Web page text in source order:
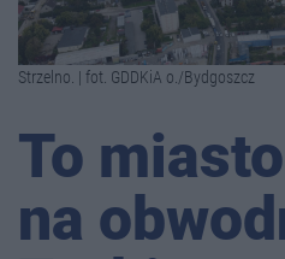
Strzelno. | fot. GDDKiA o./Bydgoszcz
To
na